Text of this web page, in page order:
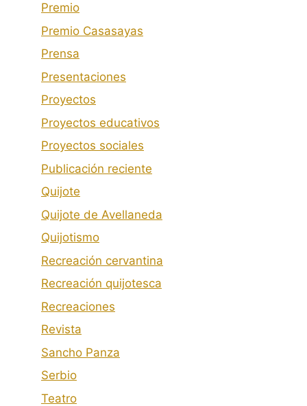
Premio
Premio Casasayas
Prensa
Presentaciones
Proyectos
Proyectos educativos
Proyectos sociales
Publicación reciente
Quijote
Quijote de Avellaneda
Quijotismo
Recreación cervantina
Recreación quijotesca
Recreaciones
Revista
Sancho Panza
Serbio
Teatro